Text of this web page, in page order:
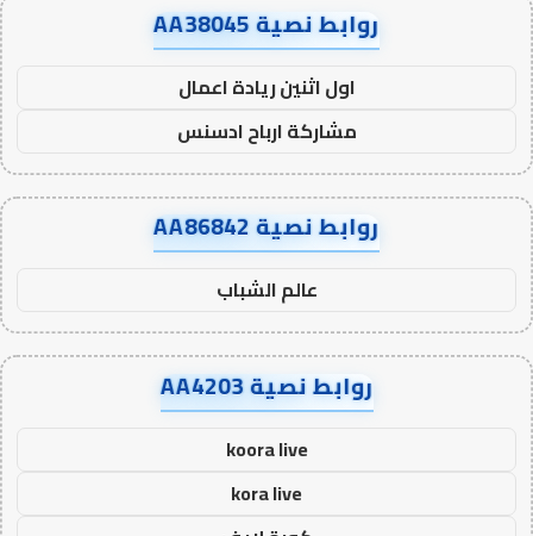
روابط نصية AA38045
اول اثنين ريادة اعمال
مشاركة ارباح ادسنس
روابط نصية AA86842
عالم الشباب
روابط نصية AA4203
koora live
kora live